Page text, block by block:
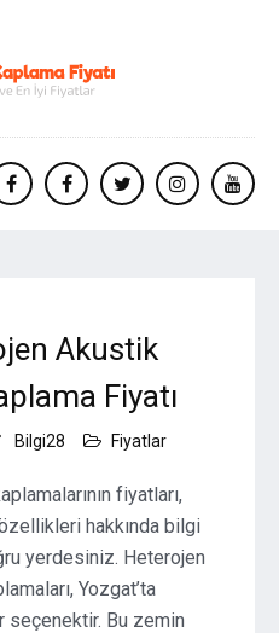
facebookFacebooktwitterinstagram
Akustik
Fiyatı
Bilgi28 Fiyatlar
fiyatları,
hakkında bilgi
yerdesiniz. Heterojen
Yozgat’ta
seçenektir. Bu zemin